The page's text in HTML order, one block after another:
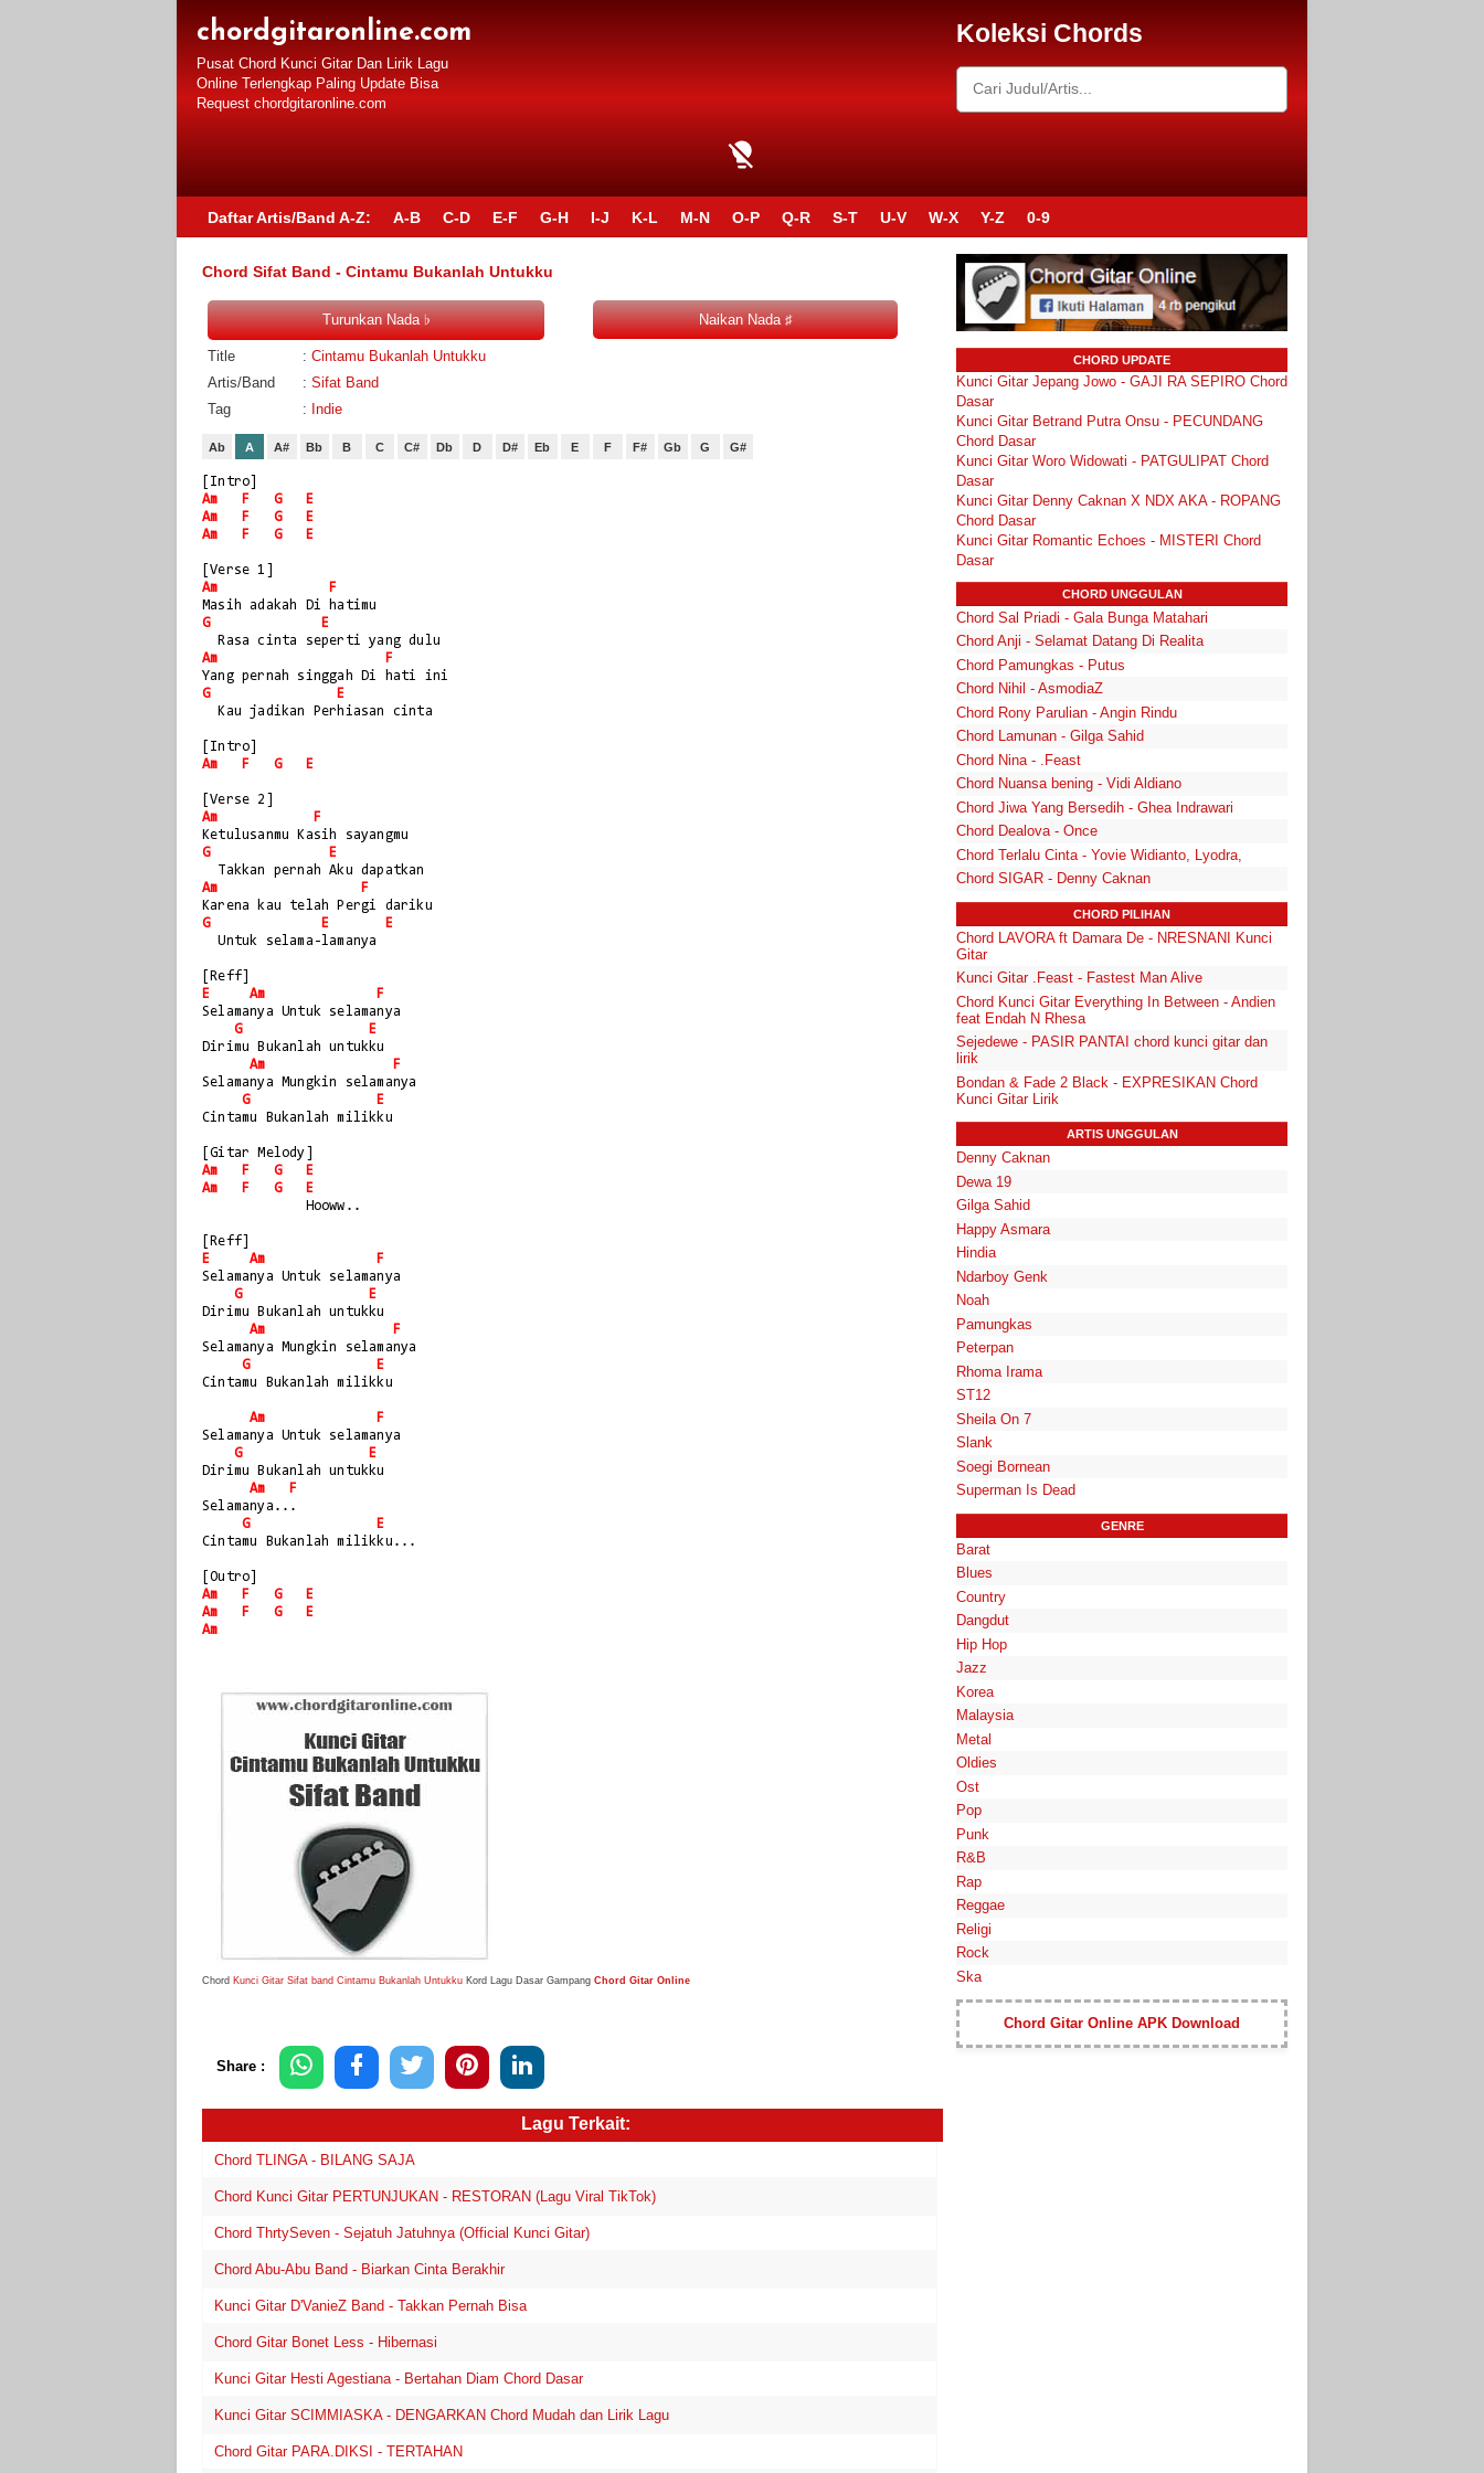
chordgitaronline.com
Pusat Chord Kunci Gitar Dan Lirik Lagu
Online Terlengkap Paling Update Bisa
Request chordgitaronline.com
Koleksi Chords
Daftar Artis/Band A-Z: A-B C-D E-F G-H I-J K-L M-N O-P Q-R S-T U-V W-X Y-Z 0-9
Chord Sifat Band - Cintamu Bukanlah Untukku
Title : Cintamu Bukanlah Untukku
Artis/Band
: Sifat Band
Tag
: Indie
Ab A A# Bb B C C# Db D D# Eb E F F# Gb G G#
[Intro]
Am
F G
E
Am
F G
E
Am
F G E
[Verse 1]
Am
F
Masih adakah Di hatimu
G
E
  Rasa cinta seperti yang dulu
Am
F
Yang pernah singgah Di hati ini
G
E
  Kau jadikan Perhiasan cinta
[Intro]
Am
F G E
[Verse 2]
Am
F
Ketulusanmu Kasih sayangmu
G
E
  Takkan pernah Aku dapatkan
Am
F
Karena kau telah Pergi dariku
G
E
E
  Untuk selama-lamanya
[Reff]
E
Am
F
Selamanya Untuk selamanya
G
E
Dirimu Bukanlah untukku
Am
F
Selamanya Mungkin selamanya
G
E
Cintamu Bukanlah milikku
[Gitar Melody]
Am
F G
E
Am
F G
E
             Hooww..
[Reff]
E
Am
F
Selamanya Untuk selamanya
G
E
Dirimu Bukanlah untukku
Am
F
Selamanya Mungkin selamanya
G
E
Cintamu Bukanlah milikku
Am
F
Selamanya Untuk selamanya
G
E
Dirimu Bukanlah untukku
Am
F
Selamanya...
G
E
Cintamu Bukanlah milikku...
[Outro]
Am
F G
E
Am
F G
E
Am
Chord Kunci Gitar Sifat band Cintamu Bukanlah Untukku Kord Lagu Dasar Gampang Chord Gitar Online
Share :
Lagu Terkait:
Chord TLINGA - BILANG SAJA
Chord Kunci Gitar PERTUNJUKAN - RESTORAN (Lagu Viral TikTok)
Chord ThrtySeven - Sejatuh Jatuhnya (Official Kunci Gitar)
Chord Abu-Abu Band - Biarkan Cinta Berakhir
Kunci Gitar D'VanieZ Band - Takkan Pernah Bisa
Chord Gitar Bonet Less - Hibernasi
Kunci Gitar Hesti Agestiana - Bertahan Diam Chord Dasar
Kunci Gitar SCIMMIASKA - DENGARKAN Chord Mudah dan Lirik Lagu
Chord Gitar PARA.DIKSI - TERTAHAN
CHORD UPDATE
Kunci Gitar Jepang Jowo - GAJI RA SEPIRO Chord
Dasar
Kunci Gitar Betrand Putra Onsu - PECUNDANG
Chord Dasar
Kunci Gitar Woro Widowati - PATGULIPAT Chord
Dasar
Kunci Gitar Denny Caknan X NDX AKA - ROPANG
Chord Dasar
Kunci Gitar Romantic Echoes - MISTERI Chord
Dasar
CHORD UNGGULAN
Chord Sal Priadi - Gala Bunga Matahari
Chord Anji - Selamat Datang Di Realita
Chord Pamungkas - Putus
Chord Nihil - AsmodiaZ
Chord Rony Parulian - Angin Rindu
Chord Lamunan - Gilga Sahid
Chord Nina - .Feast
Chord Nuansa bening - Vidi Aldiano
Chord Jiwa Yang Bersedih - Ghea Indrawari
Chord Dealova - Once
Chord Terlalu Cinta - Yovie Widianto, Lyodra,
Chord SIGAR - Denny Caknan
CHORD PILIHAN
Chord LAVORA ft Damara De - NRESNANI Kunci
Gitar
Kunci Gitar .Feast - Fastest Man Alive
Chord Kunci Gitar Everything In Between - Andien
feat Endah N Rhesa
Sejedewe - PASIR PANTAI chord kunci gitar dan
lirik
Bondan & Fade 2 Black - EXPRESIKAN Chord
Kunci Gitar Lirik
ARTIS UNGGULAN
Denny Caknan
Dewa 19
Gilga Sahid
Happy Asmara
Hindia
Ndarboy Genk
Noah
Pamungkas
Peterpan
Rhoma Irama
ST12
Sheila On 7
Slank
Soegi Bornean
Superman Is Dead
GENRE
Barat
Blues
Country
Dangdut
Hip Hop
Jazz
Korea
Malaysia
Metal
Oldies
Ost
Pop
Punk
R&B
Rap
Reggae
Religi
Rock
Ska
Chord Gitar Online APK Download